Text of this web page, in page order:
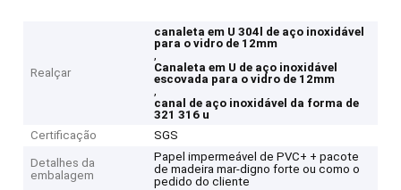
Realçar
canaleta em U 304l de aço inoxidável
para o vidro de 12mm
,
Canaleta em U de aço inoxidável
escovada para o vidro de 12mm
,
canal de aço inoxidável da forma de
321 316 u
Certificação
SGS
Detalhes da
embalagem
Papel impermeável de PVC+ + pacote
de madeira mar-digno forte ou como o
pedido do cliente